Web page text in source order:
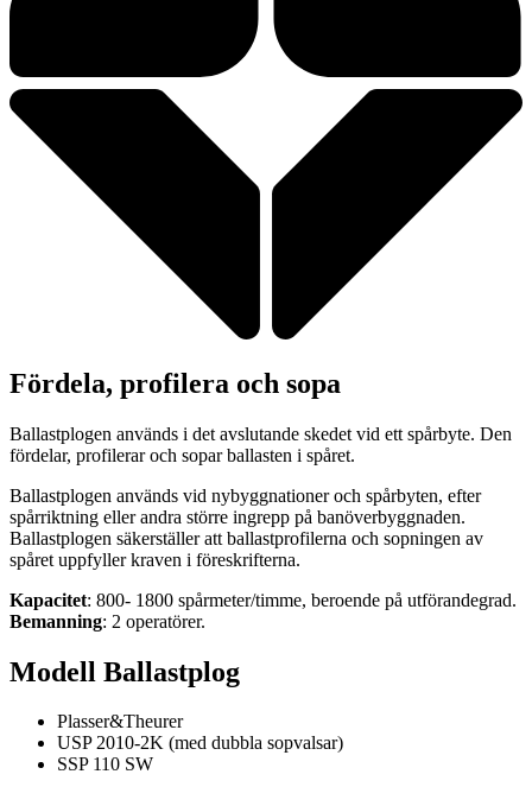
Fördela, profilera och sopa
Ballastplogen används i det avslutande skedet vid ett spårbyte. Den
fördelar, profilerar och sopar ballasten i spåret.
Ballastplogen används vid nybyggnationer och spårbyten, efter
spårriktning eller andra större ingrepp på banöverbyggnaden.
Ballastplogen säkerställer att ballastprofilerna och sopningen av
spåret uppfyller kraven i föreskrifterna.
Kapacitet: 800- 1800 spårmeter/timme, beroende på utförandegrad.
Bemanning: 2 operatörer.
Modell Ballastplog
Plasser&Theurer
USP 2010-2K (med dubbla sopvalsar)
SSP 110 SW